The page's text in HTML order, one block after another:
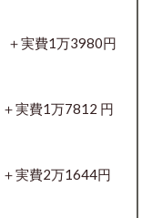
＋実費1万3980円
＋実費1万7812 円
＋実費2万1644円